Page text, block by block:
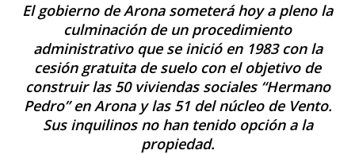
El gobierno de Arona someterá hoy a pleno la
culminación de un procedimiento
administrativo que se inició en 1983 con la
cesión gratuita de suelo con el objetivo de
construir las 50 viviendas sociales “Hermano
Pedro” en Arona y las 51 del núcleo de Vento.
Sus inquilinos no han tenido opción a la
propiedad.